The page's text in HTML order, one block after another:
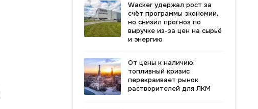
Wacker удержал рост за
счёт программы экономии,
но снизил прогноз по
выручке из-за цен на сырьё
и энергию
От цены к наличию:
топливный кризис
перекраивает рынок
растворителей для ЛКМ